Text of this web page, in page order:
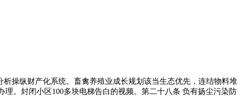
操纵财产化系统。畜禽养殖业成长规划该当生态优先，连结物料堆
。封闭小区100多块电梯告白的视频。第二十八条 负有扬尘污染防